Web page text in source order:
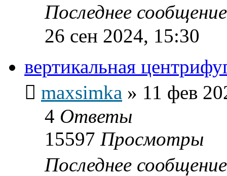
Последнее
26 сен 2024, 15:30
вертикальная
maxsimka » 11 фев
4 Ответы
15597 Просмотры
Последнее